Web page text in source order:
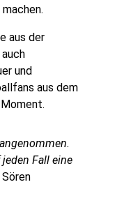
aus der
und
aus dem
Fall eine